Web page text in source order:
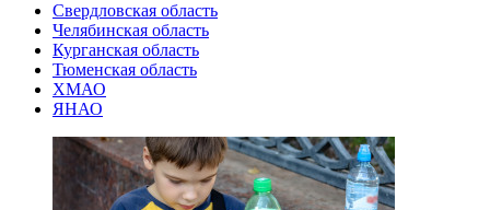
Свердловская область
Челябинская область
Курганская область
Тюменская область
ХМАО
ЯНАО